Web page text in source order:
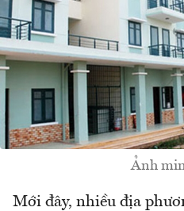
Ảnh
Mới đây, nhiều địa